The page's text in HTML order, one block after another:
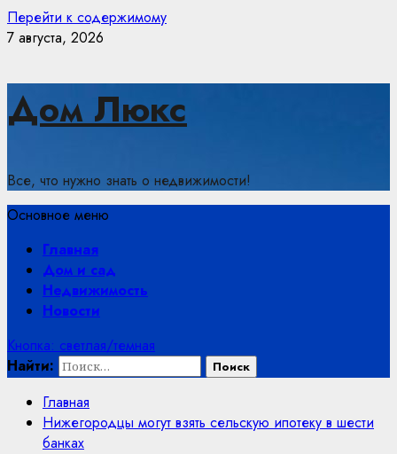
Перейти к содержимому
7 августа, 2026
Дом Люкс
Все, что нужно знать о недвижимости!
Основное меню
Главная
Дом и сад
Недвижимость
Новости
Кнопка: светлая/темная
Найти:
Главная
Нижегородцы могут взять сельскую ипотеку в шести
банках